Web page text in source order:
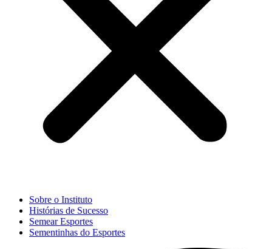
Sobre o Instituto
Histórias de Sucesso
Semear Esportes
Sementinhas do Esportes